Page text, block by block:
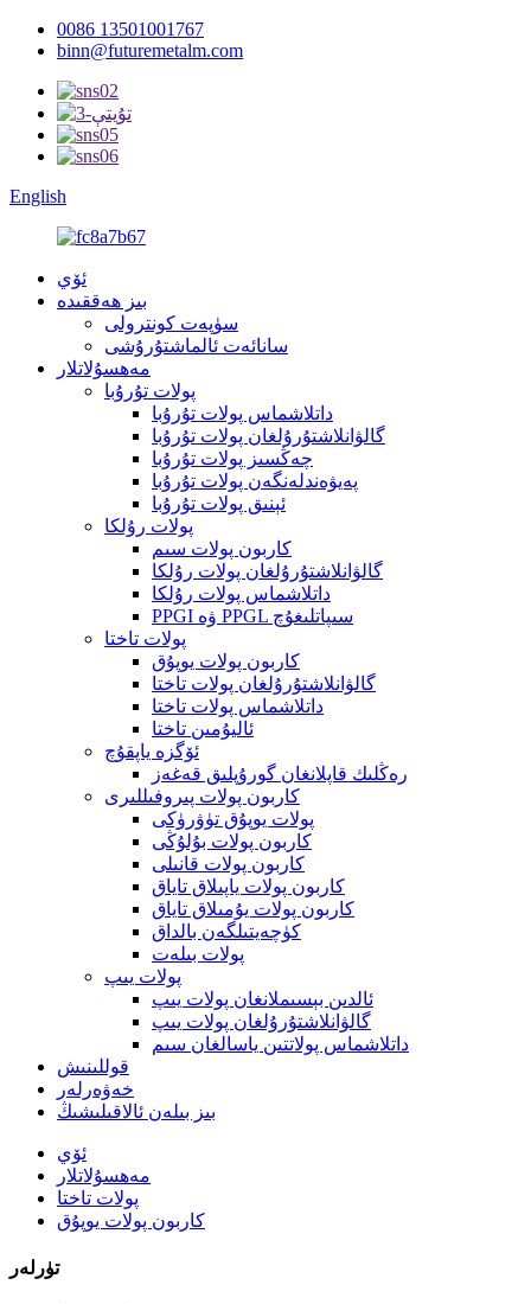
0086 13501001767
binn@futuremetalm.com
English
ئۆي
بىز ھەققىدە
سۈپەت كونترولى
سانائەت ئالماشتۇرۇشى
مەھسۇلاتلار
پولات تۇرۇبا
داتلاشماس پولات تۇرۇبا
گالۋانلاشتۇرۇلغان پولات تۇرۇبا
چەڭسىز پولات تۇرۇبا
پەيۋەندلەنگەن پولات تۇرۇبا
ئېنىق پولات تۇرۇبا
پولات رۇلكا
كاربون پولات سىم
گالۋانلاشتۇرۇلغان پولات رۇلكا
داتلاشماس پولات رۇلكا
PPGI ۋە PPGL سىپاتلىغۇچ
پولات تاختا
كاربون پولات يوپۇق
گالۋانلاشتۇرۇلغان پولات تاختا
داتلاشماس پولات تاختا
ئاليۇمىن تاختا
ئۆگزە ياپقۇچ
رەڭلىك قاپلانغان گورۇپلىق قەغەز
كاربون پولات پىروفىللىرى
پولات يوپۇق تۈۋرۈكى
كاربون پولات بۇلۇڭى
كاربون پولات قانىلى
كاربون پولات ياپىلاق تاياق
كاربون پولات يۇمىلاق تاياق
كۈچەيتىلگەن بالداق
پولات بىلەت
پولات يىپ
ئالدىن بېسىملانغان پولات يىپ
گالۋانلاشتۇرۇلغان پولات يىپ
داتلاشماس پولاتتىن ياسالغان سىم
قوللىنىش
خەۋەرلەر
بىز بىلەن ئالاقىلىشىڭ
ئۆي
مەھسۇلاتلار
پولات تاختا
كاربون پولات يوپۇق
تۈرلەر